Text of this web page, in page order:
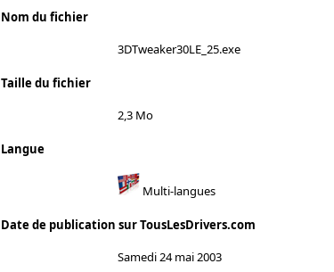
Nom du fichier
3DTweaker30LE_25.exe
Taille du fichier
2,3 Mo
Langue
Multi-langues
Date de publication sur TousLesDrivers.com
Samedi 24 mai 2003